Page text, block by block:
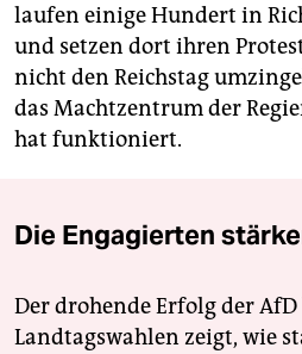
laufen einige Hundert in
und setzen dort ihren
nicht den Reichstag
das Machtzentrum der
hat funktioniert.
Die Engagierten
Der drohende Erfolg der
Landtagswahlen zeigt, wie